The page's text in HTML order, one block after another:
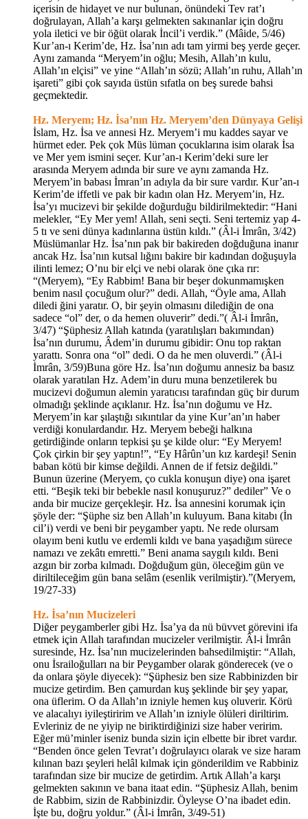
içerisin de hidayet ve nur bulunan, önündeki Tev rat’ı
doğrulayan, Allah’a karşı gelmekten sakınanlar için doğru
yola iletici ve bir öğüt olarak İncil’i verdik.” (Mâide, 5/46)
Kur’an-ı Kerim’de, Hz. İsa’nın adı tam yirmi beş yerde geçer.
Aynı zamanda “Meryem’in oğlu; Mesih, Allah’ın kulu,
Allah’ın elçisi” ve yine “Allah’ın sözü; Allah’ın ruhu, Allah’ın
işareti” gibi çok sayıda üstün sıfatla on beş surede bahsi
geçmektedir.
Hz. Meryem; Hz. İsa’nın Hz. Meryem’den Dünyaya Gelişi
İslam, Hz. İsa ve annesi Hz. Meryem’i mu kaddes sayar ve
hürmet eder. Pek çok Müs lüman çocuklarına isim olarak İsa
ve Mer yem ismini seçer. Kur’an-ı Kerim’deki sure ler
arasında Meryem adında bir sure ve aynı zamanda Hz.
Meryem’in babası İmran’ın adıyla da bir sure vardır. Kur’an-ı
Kerim’de iffetli ve pak bir kadın olan Hz. Meryem’in, Hz.
İsa’yı mucizevi bir şekilde doğurduğu bildirilmektedir: “Hani
melekler, “Ey Mer yem! Allah, seni seçti. Seni tertemiz yap 4-
5 tı ve seni dünya kadınlarına üstün kıldı.” (Âl-i İmrân, 3/42)
Müslümanlar Hz. İsa’nın pak bir bakireden doğduğuna inanır
ancak Hz. İsa’nın kutsal lığını bakire bir kadından doğuşuyla
ilinti lemez; O’nu bir elçi ve nebi olarak öne çıka rır:
“(Meryem), “Ey Rabbim! Bana bir beşer dokunmamışken
benim nasıl çocuğum olur?” dedi. Allah, “Öyle ama, Allah
diledi ğini yaratır. O, bir şeyin olmasını dilediğin de ona
sadece “ol” der, o da hemen oluverir” dedi.”( Âl-i İmrân,
3/47) “Şüphesiz Allah katında (yaratılışları bakımından)
İsa’nın durumu, Âdem’in durumu gibidir: Onu top raktan
yarattı. Sonra ona “ol” dedi. O da he men oluverdi.” (Âl-i
İmrân, 3/59)Buna göre Hz. İsa’nın doğumu annesiz ba basız
olarak yaratılan Hz. Adem’in duru muna benzetilerek bu
mucizevi doğumun alemin yaratıcısı tarafından güç bir durum
olmadığı şeklinde açıklanır. Hz. İsa’nın doğumu ve Hz.
Meryem’in kar şılaştığı sıkıntılar da yine Kur’an’ın haber
verdiği konulardandır. Hz. Meryem bebeği halkına
getirdiğinde onların tepkisi şu şe kilde olur: “Ey Meryem!
Çok çirkin bir şey yaptın!”, “Ey Hârûn’un kız kardeşi! Senin
baban kötü bir kimse değildi. Annen de if fetsiz değildi.”
Bunun üzerine (Meryem, ço cukla konuşun diye) ona işaret
etti. “Beşik teki bir bebekle nasıl konuşuruz?” dediler” Ve o
anda bir mucize gerçekleşir. Hz. İsa annesini korumak için
şöyle der: “Şüphe siz ben Allah’ın kuluyum. Bana kitabı (İn
cil’i) verdi ve beni bir peygamber yaptı. Ne rede olursam
olayım beni kutlu ve erdemli kıldı ve bana yaşadığım sürece
namazı ve zekâtı emretti.” Beni anama saygılı kıldı. Beni
azgın bir zorba kılmadı. Doğduğum gün, öleceğim gün ve
diriltileceğim gün bana selâm (esenlik verilmiştir).”(Meryem,
19/27-33)
Hz. İsa’nın Mucizeleri
Diğer peygamberler gibi Hz. İsa’ya da nü büvvet görevini ifa
etmek için Allah tarafından mucizeler verilmiştir. Âl-i İmrân
suresinde, Hz. İsa’nın mucizelerinden bahsedilmiştir: “Allah,
onu İsrailoğulları na bir Peygamber olarak gönderecek (ve o
da onlara şöyle diyecek): “Şüphesiz ben size Rabbinizden bir
mucize getirdim. Ben çamurdan kuş şeklinde bir şey yapar,
ona üflerim. O da Allah’ın izniyle hemen kuş oluverir. Körü
ve alacalıyı iyileştiririm ve Allah’ın izniyle ölüleri diriltirim.
Evleriniz de ne yiyip ne biriktirdiğinizi size haber veririm.
Eğer mü’minler iseniz bunda sizin için elbette bir ibret vardır.
“Benden önce gelen Tevrat’ı doğrulayıcı olarak ve size haram
kılınan bazı şeyleri helâl kılmak için gönderildim ve Rabbiniz
tarafından size bir mucize de getirdim. Artık Allah’a karşı
gelmekten sakının ve bana itaat edin. “Şüphesiz Allah, benim
de Rabbim, sizin de Rabbinizdir. Öyleyse O’na ibadet edin.
İşte bu, doğru yoldur.” (Âl-i İmrân, 3/49-51)